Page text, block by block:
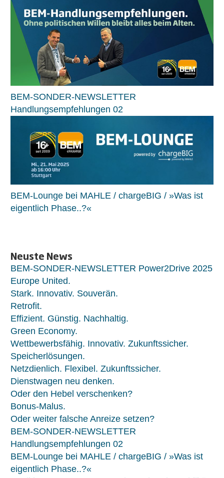
BEM-SONDER-NEWSLETTER
Handlungsempfehlungen 02
BEM-Lounge bei MAHLE / chargeBIG / »Was ist
eigentlich Phase..?«
Neuste News
BEM-SONDER-NEWSLETTER Power2Drive 2025
Europe United.
Stark. Innovativ. Souverän.
Retrofit.
Effizient. Günstig. Nachhaltig.
Green Economy.
Wettbewerbsfähig. Innovativ. Zukunftssicher.
Speicherlösungen.
Netzdienlich. Flexibel. Zukunftssicher.
Dienstwagen neu denken.
Oder den Hebel verschenken?
Bonus-Malus.
Oder weiter falsche Anreize setzen?
BEM-SONDER-NEWSLETTER
Handlungsempfehlungen 02
BEM-Lounge bei MAHLE / chargeBIG / »Was ist
eigentlich Phase..?«